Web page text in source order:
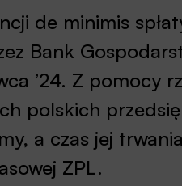
de minimis
Bank
’24. Z pomocy
polskich
a czas jej
ZPL.